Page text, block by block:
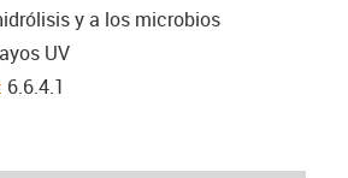
y a los microbios
UV
6.6.4.1